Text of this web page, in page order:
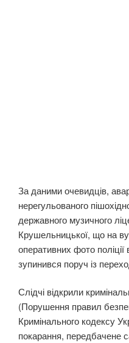
За даними очевидців,
нерегульованого
державного музичного
Крушельницької, що на
оперативних фото
зупинився поруч із
Слідчі відкрили
(Порушення правил
Кримінального кодексу
покарання, передбачене